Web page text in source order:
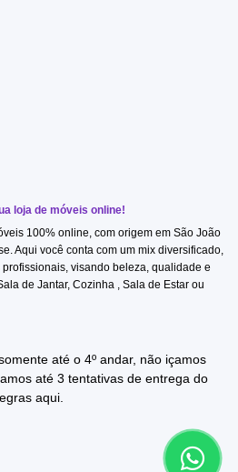
loja de móveis online!
100% online, com origem em São João
Aqui você conta com um mix diversificado,
visando beleza, qualidade e
de Jantar, Cozinha , Sala de Estar ou
até o 4º andar, não içamos
até 3 tentativas de entrega do
aqui.